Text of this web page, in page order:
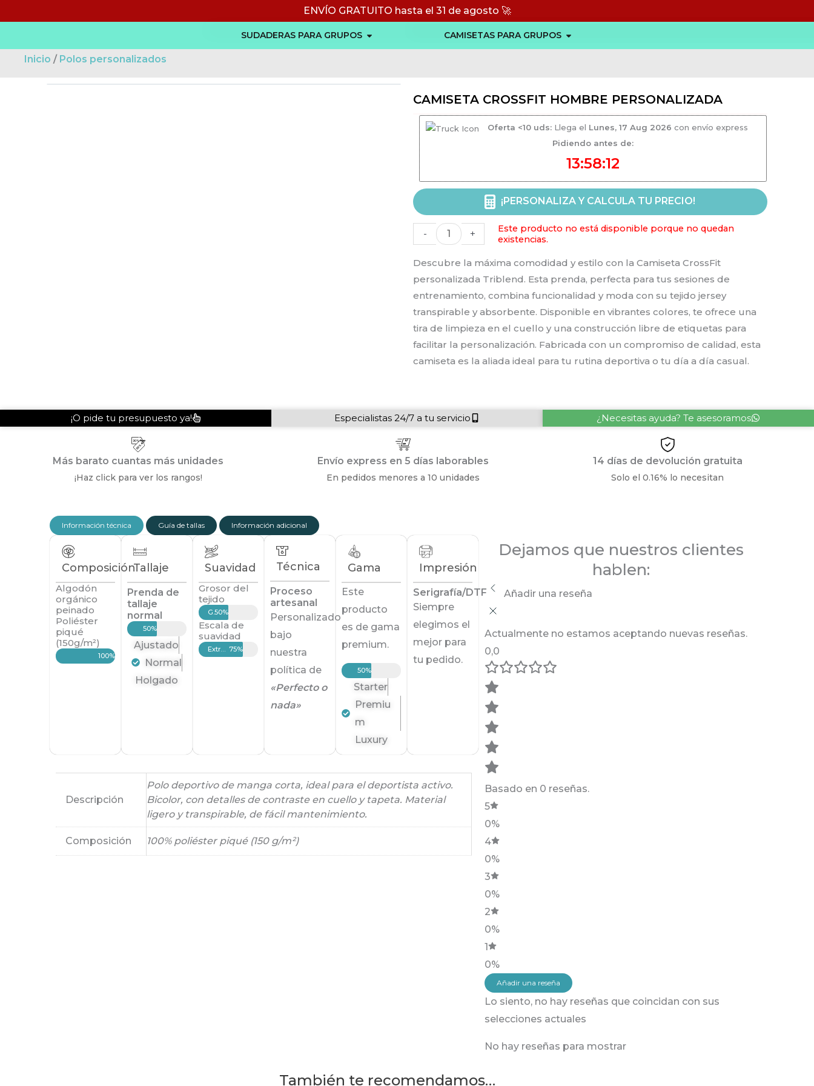
al
ENVÍO GRATUITO hasta el 31 de agosto 🚀
SUDADERAS PARA GRUPOS Abrir SUDADERAS PARA GRUPOSCAMISETAS PARA GRUPOS
Inicio / Polos personalizados
CAMISETA CROSSFIT HOMBRE PERSONALIZADA
Oferta <10 uds: Llega el Lunes, 17 Aug 2026 con envío express
Pidiendo antes de:
13:58:12
¡PERSONALIZA Y CALCULA TU PRECIO!
-
Camiseta
crossfit
hombre
cantidad
+
Este producto no está disponible porque no quedan
existencias.
Alternative:
Descubre la máxima comodidad y estilo con la Camiseta CrossFit
personalizada Triblend. Esta prenda, perfecta para tus sesiones de
entrenamiento, combina funcionalidad y moda con su tejido jersey
transpirable y absorbente. Disponible en vibrantes colores, te ofrece una
tira de limpieza en el cuello y una construcción libre de etiquetas para
facilitar la personalización. Fabricada con un compromiso de calidad, esta
camiseta es la aliada ideal para tu rutina deportiva o tu día a día casual.
¡O pide tu presupuesto ya! Especialistas 24/7 a tu servicio ¿Necesitas ayuda? Te asesoramos
Más barato cuantas más unidades
¡Haz click para ver los rangos!
Envío express en 5 días laborables
En pedidos menores a 10 unidades
14 días de devolución gratuita
Solo el 0.16% lo necesitan
Información técnica Guía de tallas Información adicional
Composición
Algodón
orgánico
peinado
Poliéster
piqué
(150g/m²)
100%
Tallaje
Prenda de
tallaje
normal
50%
Ajustado
Normal
Holgado
Suavidad
Grosor del
tejido
Grueso
50%
Escala de
suavidad
Extrasuave 75%
Técnica
Proceso
artesanal
Personalizado
bajo
nuestra
política de
«Perfecto o
nada»
Gama
Este
producto
es de gama
premium.
50%
Starter
Premiu
m
Luxury
Impresión
Serigrafía/DTF
Siempre
elegimos el
mejor para
tu pedido.
Descripción
Polo deportivo de manga corta, ideal para el deportista activo.
Bicolor, con detalles de contraste en cuello y tapeta. Material
ligero y transpirable, de fácil mantenimiento.
Composición 100% poliéster piqué (150 g/m²)
Dejamos que nuestros clientes
hablen:
Añadir una reseña
Actualmente no estamos aceptando nuevas reseñas.
0,0
Basado en 0 reseñas.
5
0%
4
0%
3
0%
2
0%
1
0%
Añadir una reseña
Lo siento, no hay reseñas que coincidan con sus
selecciones actuales
No hay reseñas para mostrar
También te recomendamos…